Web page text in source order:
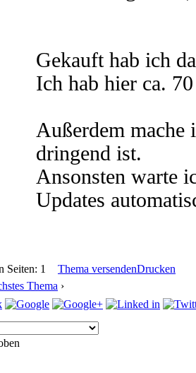
Gekauft hab ich
Ich hab hier ca.
Außerdem mache
dringend ist.
Ansonsten warte
Updates
Seiten: 1 Thema versendenDrucken
Thema ›